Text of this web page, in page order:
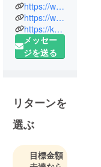
る 何処にも
いない 17
才。様々な
偶然により
発見された
つ、次世代
型バーチャ
ルシン
2018年10
月、仮想世
https://www.youtube.com/channel/UCQ1U65-CQdIoZ2_NA4Z4F7A
https://www.instagram.com/virtual_kaf/
https://kamitsubaki.jp/artist/kaf/
メッセー
ジを送る
リターンを
選ぶ
目標金額